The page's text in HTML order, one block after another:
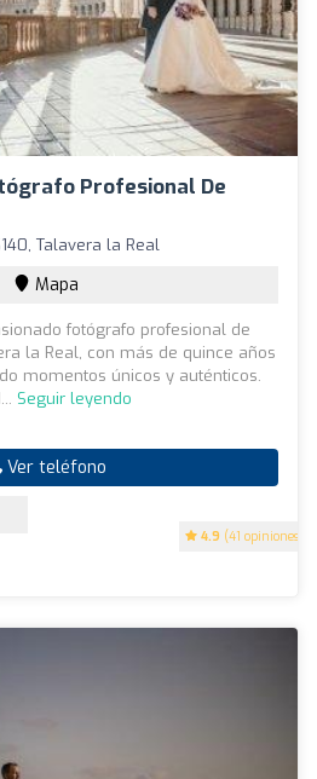
Profesional De
4.9 (41 opiniones)
Talavera la Real
Mapa
fotógrafo profesional de
la Real, con más de quince años
momentos únicos y auténticos.
Seguir leyendo
Ver teléfono